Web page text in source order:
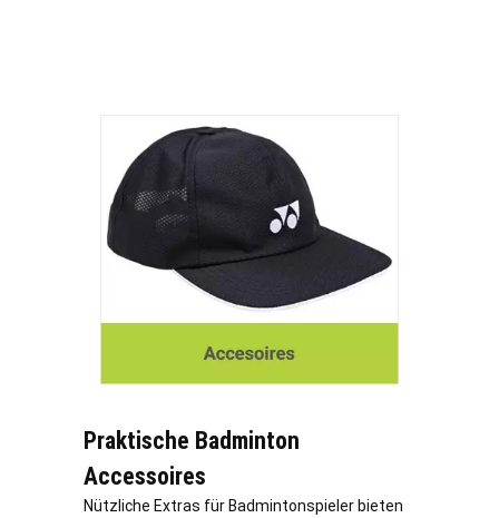
Praktische Badminton
Accessoires
Nützliche Extras für Badmintonspieler bieten